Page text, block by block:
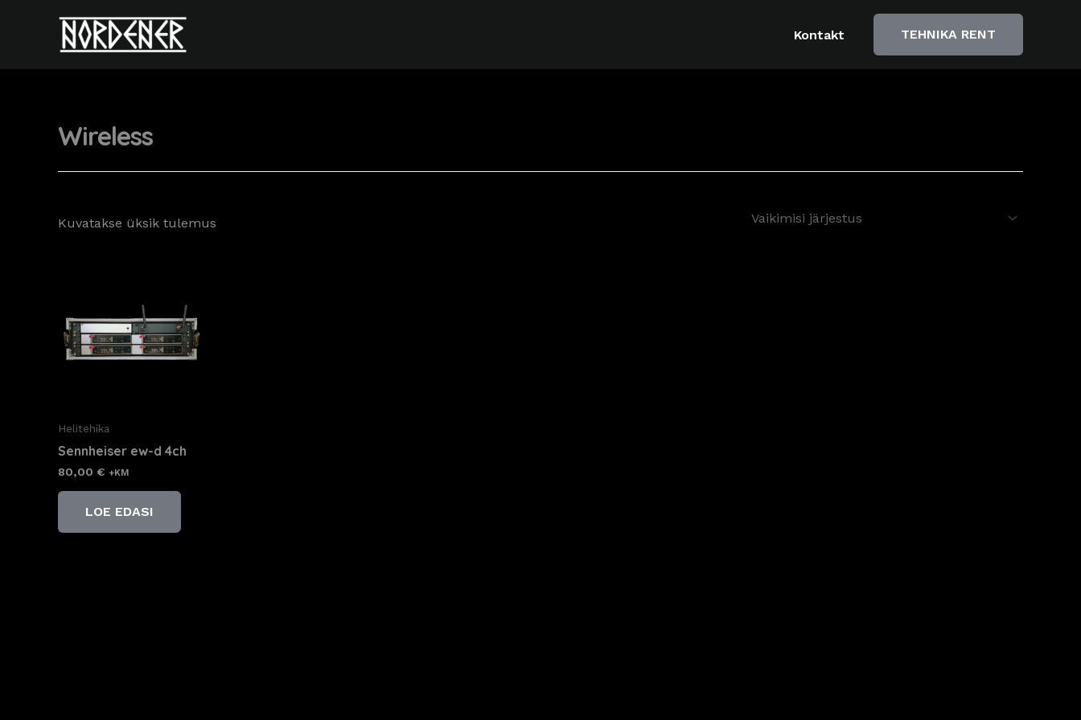
Kontakt TEHNIKA RENT
Wireless
Kuvatakse üksik tulemus
Helitehika
Sennheiser ew-d 4ch
80,00 € +KM
LOE EDASI